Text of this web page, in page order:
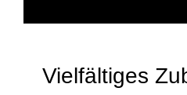
Vielfältiges